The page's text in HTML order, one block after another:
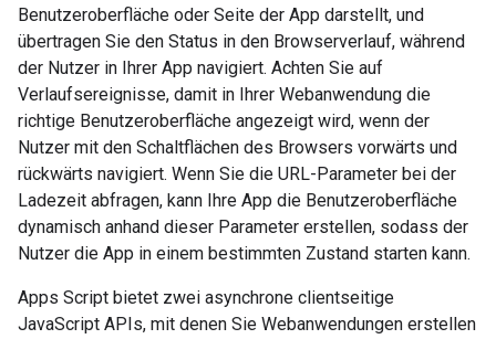
Benutzeroberfläche oder Seite der App darstellt, und
übertragen Sie den Status in den Browserverlauf, während
der Nutzer in Ihrer App navigiert. Achten Sie auf
Verlaufsereignisse, damit in Ihrer Webanwendung die
richtige Benutzeroberfläche angezeigt wird, wenn der
Nutzer mit den Schaltflächen des Browsers vorwärts und
rückwärts navigiert. Wenn Sie die URL-Parameter bei der
Ladezeit abfragen, kann Ihre App die Benutzeroberfläche
dynamisch anhand dieser Parameter erstellen, sodass der
Nutzer die App in einem bestimmten Zustand starten kann.
Apps Script bietet zwei asynchrone clientseitige
JavaScript APIs, mit denen Sie Webanwendungen erstellen